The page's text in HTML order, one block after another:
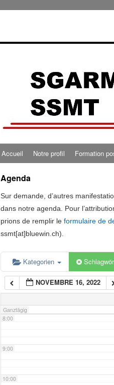
Accueil Notre profil Formation
Agenda
Sur demande, d’autres
dans notre agenda. Pour
prions de remplir le formulaire de
ssmt[at]bluewin.ch).
Kategorien
NOVEMBRE 16, 2022
Ganztägig
4:00
6:00
7:00
8:00
9:00
10:00